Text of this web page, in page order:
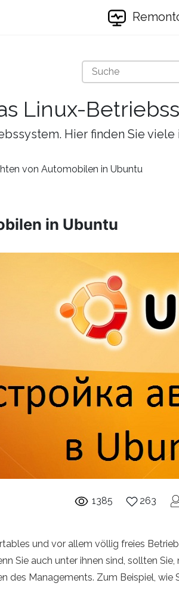
Linux-
Hier finden Sie
von Automobilen in Ubuntu
in Ubuntu
1385 263
und vor allem völlig freies
Sie auch unter ihnen sind, sollten
des Managements. Zum Beispiel,